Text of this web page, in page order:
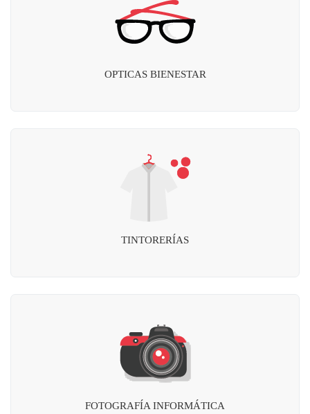
OPTICAS BIENESTAR
TINTORERÍAS
FOTOGRAFÍA INFORMÁTICA